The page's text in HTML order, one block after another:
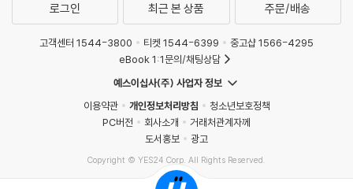
로그인 최근 본 상품 주문/배송
고객센터 1544-3800 티켓 1544-6399
중고샵 1566-4295
eBook 1:1문의/채팅상담
예스이십사(주) 사업자 정보
이용약관
개인정보처리방침
청소년보호정책
PC버전
회사소개
거래처관계자께
도서홍보
광고
Copyright © YES24 Corp. All Rights Reserved.